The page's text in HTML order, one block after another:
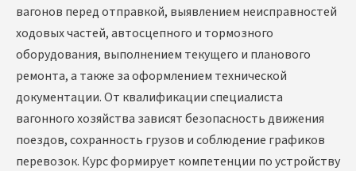
вагонов перед отправкой, выявлением неисправностей
ходовых частей, автосцепного и тормозного
оборудования, выполнением текущего и планового
ремонта, а также за оформлением технической
документации. От квалификации специалиста
вагонного хозяйства зависят безопасность движения
поездов, сохранность грузов и соблюдение графиков
перевозок. Курс формирует компетенции по устройству